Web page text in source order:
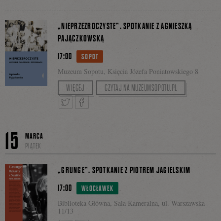
się
na
17:00 SOPOT
Muzeum Sopotu, Księcia Józefa Poniatowskiego 8
„NIEPRZEZROCZYSTE”. SPOTKANIE Z AGNIESZKĄ
PAJĄCZKOWSKĄ
Rozmowę poprowadzi Dagny Kurdwanowska.
WIĘCEJ CZYTAJ NA MUZEUMSOPOTU.PL
się
na
15
MARCA
PIĄTEK
17:00 WŁOCŁAWEK
Biblioteka Główna, Sala Kameralna, ul. Warszawska
11/13
„GRUNGE”. SPOTKANIE Z PIOTREM JAGIELSKIM